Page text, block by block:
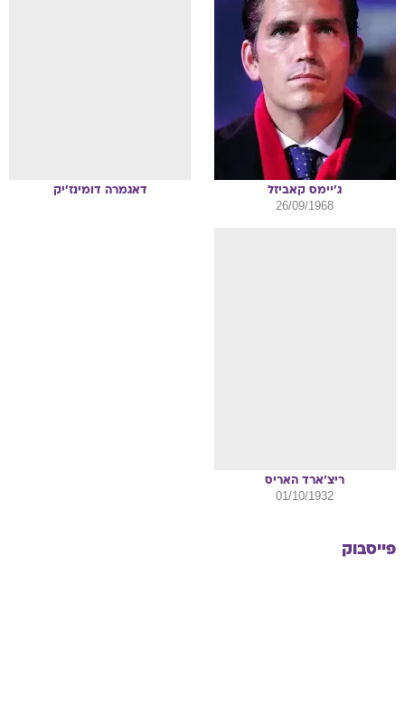
ג'יימס קאביזל
26/09/1968
דאגמרה דומינז'יק
ריצ'ארד האריס
01/10/1932
פייסבוק